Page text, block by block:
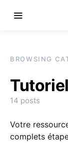
BROWSING
14 posts
Votre
complets